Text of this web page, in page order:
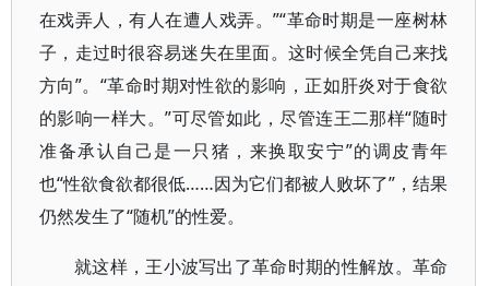
在戏弄人，有人在遭人戏弄。”“革命时期是一座树林
子，走过时很容易迷失在里面。这时候全凭自己来找
方向”。“革命时期对性欲的影响，正如肝炎对于食欲
的影响一样大。”可尽管如此，尽管连王二那样“随时
准备承认自己是一只猪，来换取安宁”的调皮青年
也“性欲食欲都很低……因为它们都被人败坏了”，结果
仍然发生了“随机”的性爱。
就这样，王小波写出了革命时期的性解放。革命